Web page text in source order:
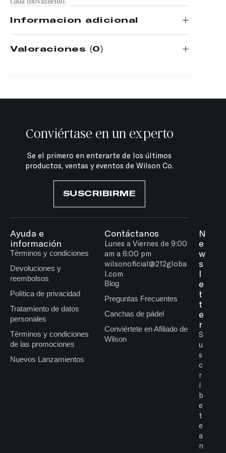
Información adicional
Valoraciones (0)
Conviértase en un experto
Se el primero en enterarte de los últimos
productos, ventas y eventos de Wilson Co.
SUSCRIBIRME
Ayuda e
información
Términos y condiciones
Devoluciones y
reembolsos
Política de privacidad
Tratamiento de datos
personales
Términos y condiciones
de las promociones
Nuevos Lanzamientos
Contáctanos
Lunes a Viernes de 9:00
am a 6:00 pm
wilsonoficial@212globa
l.com
Blog
Preguntas Frecuentes
Canchas de pádel
Conviértete en Afiliado de
Wilson
N
e
w
s
l
e
t
t
e
r
S
u
s
c
r
í
b
e
t
e
a
n